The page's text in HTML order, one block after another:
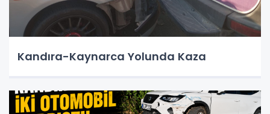
Kandıra-Kaynarca Yolunda Kaza